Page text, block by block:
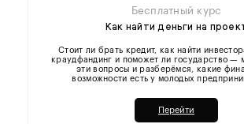
Бесплатный курс
Как найти деньги на
Стоит ли брать кредит, как найти
краудфандинг и поможет ли государство —
эти вопросы и разберёмся, какие
возможности есть у молодых
Перейти